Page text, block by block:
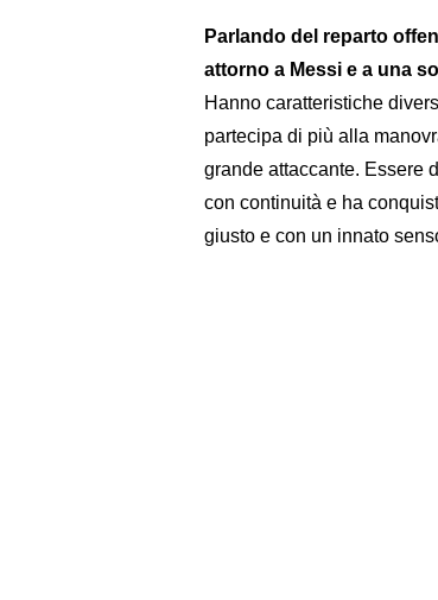
Parlando del reparto
attorno a Messi e a una
Hanno caratteristiche
partecipa di più alla
grande attaccante. Essere
con continuità e ha
giusto e con un innato